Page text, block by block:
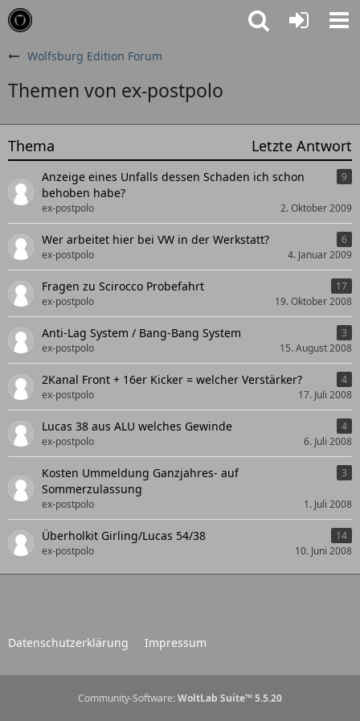
Wolfsburg Edition Forum
Themen von ex-postpolo
Thema Letzte Antwort
Anzeige eines Unfalls dessen Schaden ich schon
behoben habe?
9
ex-postpolo 2. Oktober 2009
Wer arbeitet hier bei VW in der Werkstatt?
6
ex-postpolo
4. Januar 2009
Fragen zu Scirocco Probefahrt
17
ex-postpolo
19. Oktober 2008
Anti-Lag System / Bang-Bang System
3
ex-postpolo
15. August 2008
2Kanal Front + 16er Kicker = welcher Verstärker?
4
ex-postpolo
17. Juli 2008
Lucas 38 aus ALU welches Gewinde
4
ex-postpolo
6. Juli 2008
Kosten Ummeldung Ganzjahres- auf
Sommerzulassung
3
ex-postpolo 1. Juli 2008
Überholkit Girling/Lucas 54/38
14
ex-postpolo
10. Juni 2008
Datenschutzerklärung Impressum
Community-Software: WoltLab Suite™ 5.5.20